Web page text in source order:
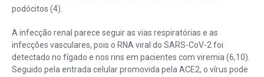
podócitos (4).
A infecção renal parece seguir as vias respiratórias e as
infecções vasculares, pois o RNA viral do SARS-CoV-2 foi
detectado no fígado e nos rins em pacientes com viremia (6,10).
Seguido pela entrada celular promovida pela ACE2, o vírus pode